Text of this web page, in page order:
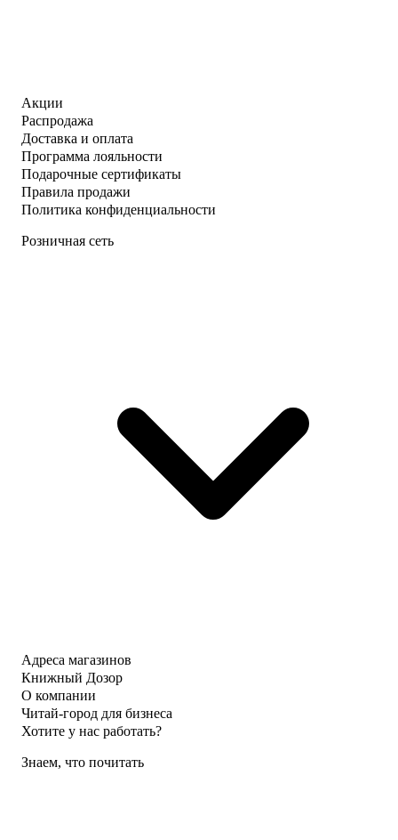
Акции
Распродажа
Доставка и оплата
Программа лояльности
Подарочные сертификаты
Правила продажи
Политика конфиденциальности
Розничная сеть
Адреса магазинов
Книжный Дозор
О компании
Читай-город для бизнеса
Хотите у нас работать?
Знаем, что почитать